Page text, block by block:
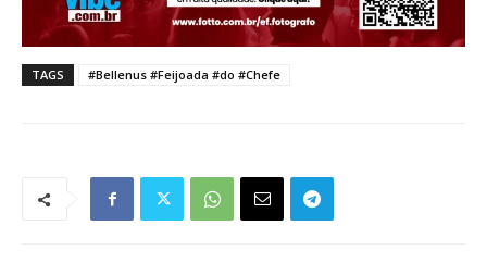
TAGS #Bellenus #Feijoada #do #Chefe